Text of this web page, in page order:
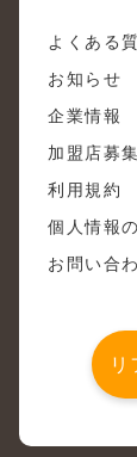
よくある
お知らせ
企業情報
加盟店募集
利用規約
個人情報
お問い合